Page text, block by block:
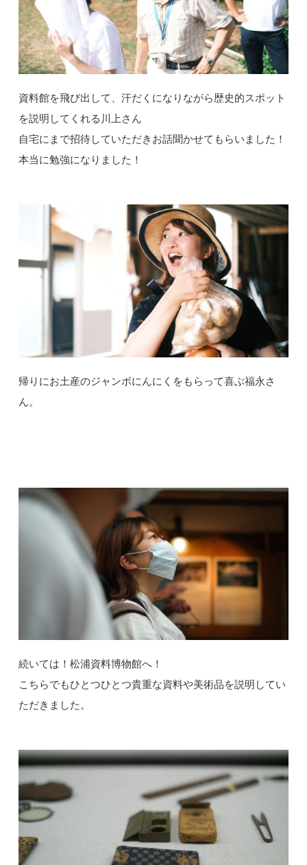
資料館を飛び出して、汗だくになりながら歴史的スポット
を説明してくれる川上さん
自宅にまで招待していただきお話聞かせてもらいました！
本当に勉強になりました！
帰りにお土産のジャンボにんにくをもらって喜ぶ福永さ
ん。
続いては！松浦資料博物館へ！
こちらでもひとつひとつ貴重な資料や美術品を説明してい
ただきました。